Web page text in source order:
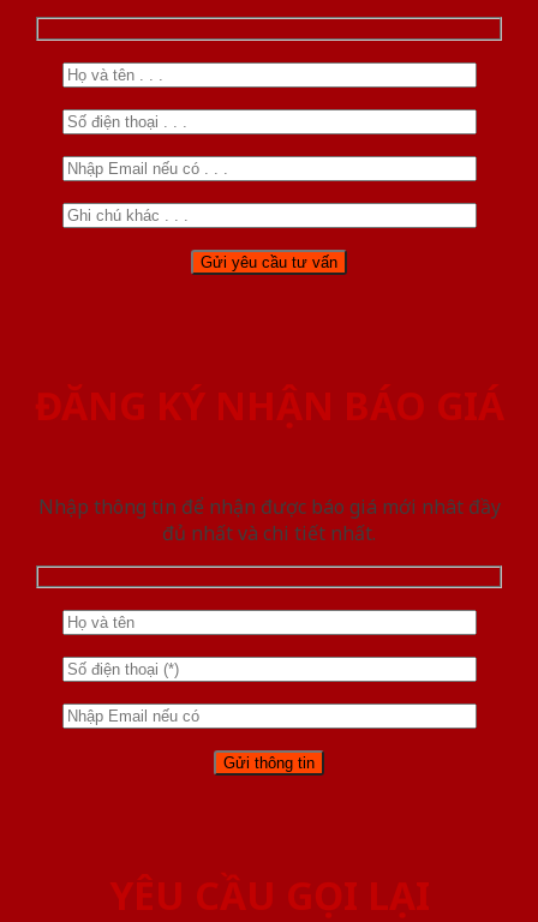
ĐĂNG KÝ NHẬN BÁO GIÁ
Nhập thông tin để nhận được báo giá mới nhât đầy
đủ nhất và chi tiết nhất.
YÊU CẦU GỌI LẠI